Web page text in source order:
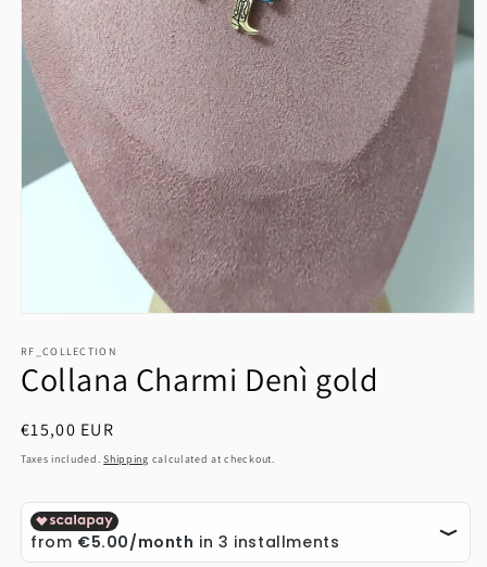
1
in
modal
RF_COLLECTION
Collana Charmi Denì gold
Regular
price
€15,00 EUR
Taxes included.Shipping calculated at checkout.